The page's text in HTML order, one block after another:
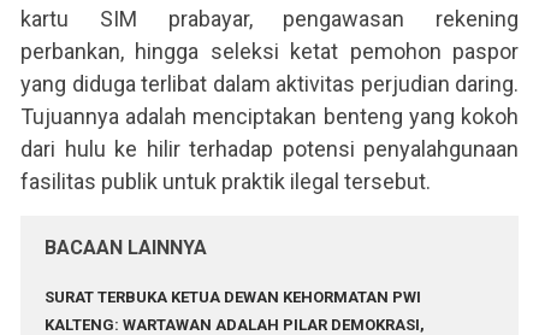
kartu SIM prabayar, pengawasan rekening
perbankan, hingga seleksi ketat pemohon paspor
yang diduga terlibat dalam aktivitas perjudian daring.
Tujuannya adalah menciptakan benteng yang kokoh
dari hulu ke hilir terhadap potensi penyalahgunaan
fasilitas publik untuk praktik ilegal tersebut.
BACAAN LAINNYA
SURAT TERBUKA KETUA DEWAN KEHORMATAN PWI
KALTENG: WARTAWAN ADALAH PILAR DEMOKRASI,